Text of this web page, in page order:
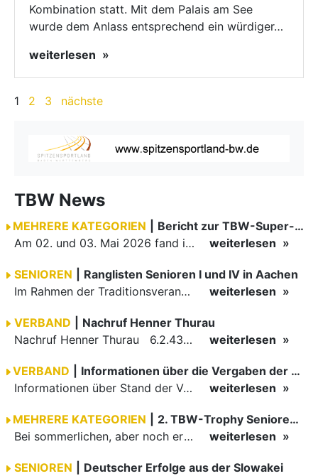
Kombination statt. Mit dem Palais am See
wurde dem Anlass entsprechend ein würdiger…
weiterlesen
1 2 3 nächste
TBW News
MEHRERE KATEGORIEN
Bericht zur TBW-Super-Trophy in Ludwigsburg
Am 02. und 03. Mai 2026 fand in der Turnhalle Pflugfelden die TBW-Super-Trophy statt. Bei sonnigen und warmen Frühlingswetter kamen ab der Hauptgruppe alle Altersklassen nach Ludwigsburg. So trafen bei den…
weiterlesen
SENIOREN
Ranglisten Senioren I und IV in Aachen
Im Rahmen der Traditionsveranstaltung Tanzen im Dreiländereck richtete der TSC Grün Weiß Aquisgrana Aachen zwei Ranglistenturniere für Standardpaare aus.
weiterlesen
VERBAND
Nachruf Henner Thurau
Nachruf Henner Thurau 6.2.43 bis 13.6.26 Heute vormittag erreichte uns die traurige Mitteilung, dass unser ehemaliger Landestrainer Henner Thurau mit 83 Jahren verstorben ist. Er hat zusammen mit…
weiterlesen
VERBAND
Informationen über die Vergaben der Landesmeisterschaften 2027 und der…
Informationen über Stand der Vergaben von den Landesmeisterschaften 2027 im TBW sowie der Trophy 2027
weiterlesen
MEHRERE KATEGORIEN
2. TBW-Trophy Senioren-Qualifikationswochenende in Öhringen
Bei sommerlichen, aber noch erträglichen Temperaturen, folgten am Wochenende viele tanzfreudige Paare der Einladung des TSC Rot-Weiß Öhringen, dem Ausrichter des diesjährigen zweiten TBW-Trophy…
weiterlesen
SENIOREN
Deutscher Erfolge aus der Slowakei